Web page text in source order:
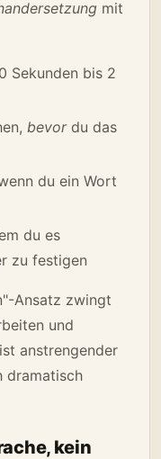
mit
Sekunden bis 2
bevordu das
du ein Wort
du es
zu festigen
Ansatz zwingt
und
anstrengender
dramatisch
kein